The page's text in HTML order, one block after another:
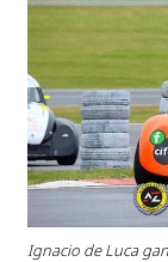
Ignacio de Luca